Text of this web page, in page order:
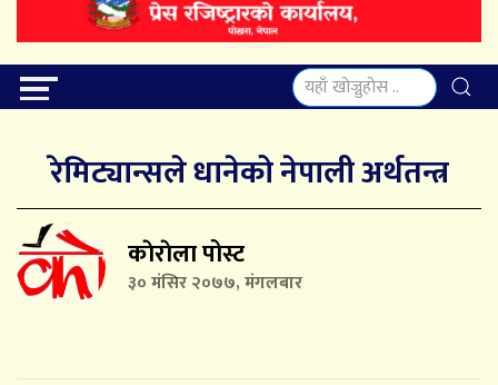
रेमिट्यान्सले धानेको नेपाली अर्थतन्त्र
काेराेला पोस्ट
३० मंसिर २०७७, मंगलबार